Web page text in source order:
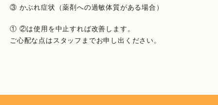
③ かぶれ症状（薬剤への過敏体質がある場合）
① ②は使用を中止すれば改善します。
ご心配な点はスタッフまでお申し出ください。